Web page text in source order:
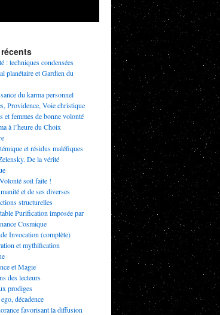
: techniques condensées
planétaire et Gardien du
du karma personnel
Providence, Voie christique
et femmes de bonne volonté
à l’heure du Choix
et résidus maléfiques
De la vérité
soit faite !
et de ses diverses
structurelles
Purification imposée par
Cosmique
Invocation (complète)
et mythification
et Magie
des lecteurs
prodiges
décadence
favorisant la diffusion